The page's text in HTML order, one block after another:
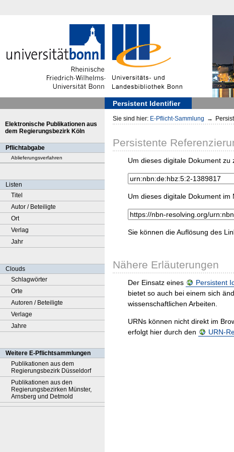
Persistent Identifier
Elektronische Publikationen aus
dem Regierungsbezirk Köln
Pflichtabgabe
Ablieferungsverfahren
Listen
Titel
Autor / Beteiligte
Ort
Verlag
Jahr
Clouds
Schlagwörter
Orte
Autoren / Beteiligte
Verlage
Jahre
Weitere E-Pflichtsammlungen
Publikationen aus dem
Regierungsbezirk Düsseldorf
Publikationen aus den
Regierungsbezirken Münster,
Arnsberg und Detmold
Sie sind hier: E-Pflicht-Sammlung →
Persistente
Um dieses digitale Dokument
Um dieses digitale Dokument
Sie können die Auflösung des
Nähere Erläuterungen
Der Einsatz eines Persistent
bietet so auch bei einem sich
wissenschaftlichen Arbeiten.
URNs können nicht direkt im
erfolgt hier durch den
URN-